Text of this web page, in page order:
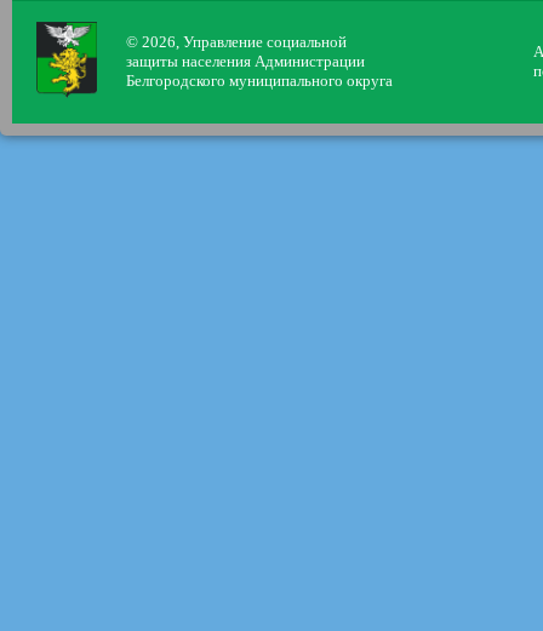
© 2026, Управление социальной
защиты населения Администрации
Белгородского муниципального округа